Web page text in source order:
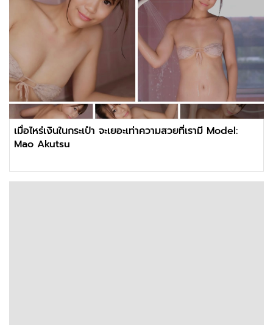
เมื่อไหร่เงินในกระเป๋า จะเยอะเท่าความสวยที่เรามี Model:
Mao Akutsu